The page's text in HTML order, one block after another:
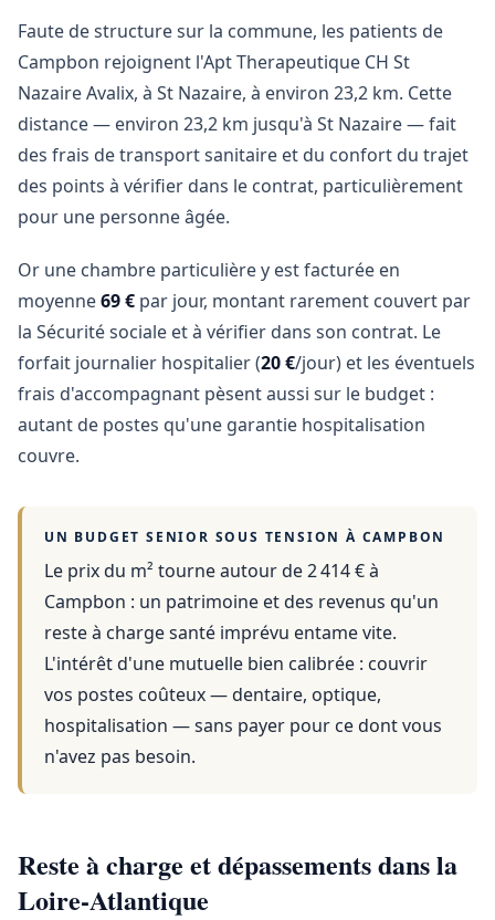
Faute de structure sur la commune, les patients de
Campbon rejoignent l'Apt Therapeutique CH St
Nazaire Avalix, à St Nazaire, à environ 23,2 km. Cette
distance — environ 23,2 km jusqu'à St Nazaire — fait
des frais de transport sanitaire et du confort du trajet
des points à vérifier dans le contrat, particulièrement
pour une personne âgée.
Or une chambre particulière y est facturée en
moyenne69 € par jour, montant rarement couvert par
la Sécurité sociale et à vérifier dans son contrat. Le
forfait journalier hospitalier (20 €/jour) et les éventuels
frais d'accompagnant pèsent aussi sur le budget :
autant de postes qu'une garantie hospitalisation
couvre.
UN BUDGET SENIOR SOUS TENSION À CAMPBON
Le prix du m² tourne autour de 2 414 €à
Campbon : un patrimoine et des revenus qu'un
reste à charge santé imprévu entame vite.
L'intérêt d'une mutuelle bien calibrée : couvrir
vos postes coûteux — dentaire, optique,
hospitalisation — sans payer pour ce dont vous
n'avez pas besoin.
Reste à charge et dépassements dans la
Loire-Atlantique